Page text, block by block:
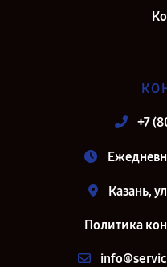
+7
Казань,
Политика